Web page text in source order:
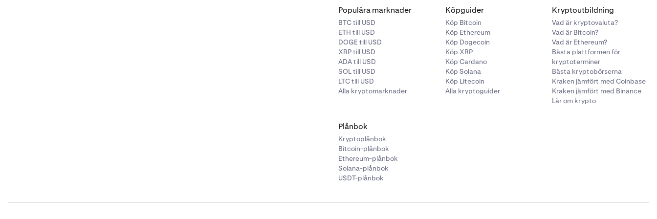
Populära marknader
BTC till USD
ETH till USD
DOGE till USD
XRP till USD
ADA till USD
SOL till USD
LTC till USD
Alla kryptomarknader
Köpguider
Köp Bitcoin
Köp Ethereum
Köp Dogecoin
Köp XRP
Köp Cardano
Köp Solana
Köp Litecoin
Alla kryptoguider
Kryptoutbildning
Vad är kryptovaluta?
Vad är Bitcoin?
Vad är Ethereum?
Bästa plattformen för
kryptoterminer
Bästa kryptobörserna
Kraken jämfört med Coinbase
Kraken jämfört med Binance
Lär om krypto
Plånbok
Kryptoplånbok
Bitcoin-plånbok
Ethereum-plånbok
Solana-plånbok
USDT-plånbok